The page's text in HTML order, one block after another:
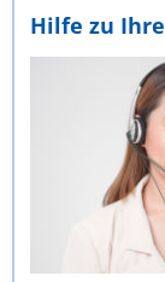
Hilfe zu